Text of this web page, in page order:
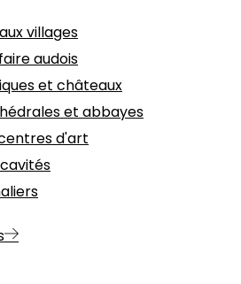
villages
audois
et châteaux
et abbayes
d'art